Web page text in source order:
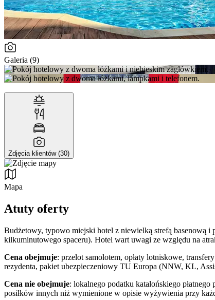
Galeria (9)
Zdjęcia klientów (30)
Mapa
Atuty oferty
Budżetowy, typowo miejski hotel z niewielką strefą basenową
kilkuminutowego spaceru). Hotel wart uwagi ze względu na
Cena obejmuje: przelot samolotem, opłaty lotniskowe,
rezydenta, pakiet ubezpieczeniowy TU Europa (NNW, KL,
Cena nie obejmuje: lokalnego podatku katalońskiego
posiłków innych niż wymienione w opisie wyżywienia przy